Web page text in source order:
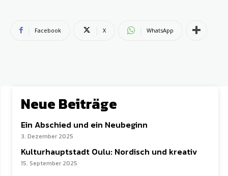
Facebook X WhatsApp
Neue Beiträge
Ein Abschied und ein Neubeginn
3. Dezember 2025
Kulturhauptstadt Oulu: Nordisch und kreativ
15. September 2025